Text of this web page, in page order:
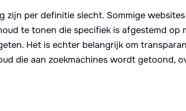
zijn per definitie slecht. Sommige
te tonen die specifiek is afgestemd op
Het is echter belangrijk om
die aan zoekmachines wordt getoond,